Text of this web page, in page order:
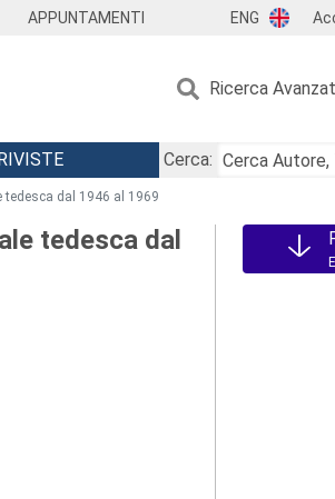
APPUNTAMENTI ENG
Ricerca
Cerca:
tedesca dal 1946 al 1969
tedesca dal